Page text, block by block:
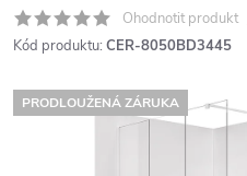
Ohodnotit produkt
Kód produktu: CER-8050BD3445
PRODLOUŽENÁ ZÁRUKA